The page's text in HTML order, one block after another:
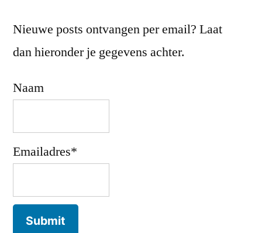
Nieuwe posts ontvangen per email? Laat
dan hieronder je gegevens achter.
Naam
Emailadres*